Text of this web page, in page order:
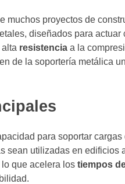
muchos proyectos de
diseñados para
resistencia a la
de la soportería metálica
para soportar
sean utilizadas en
que acelera los tiempos